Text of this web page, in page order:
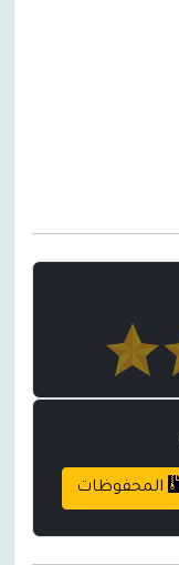
المحفوظات